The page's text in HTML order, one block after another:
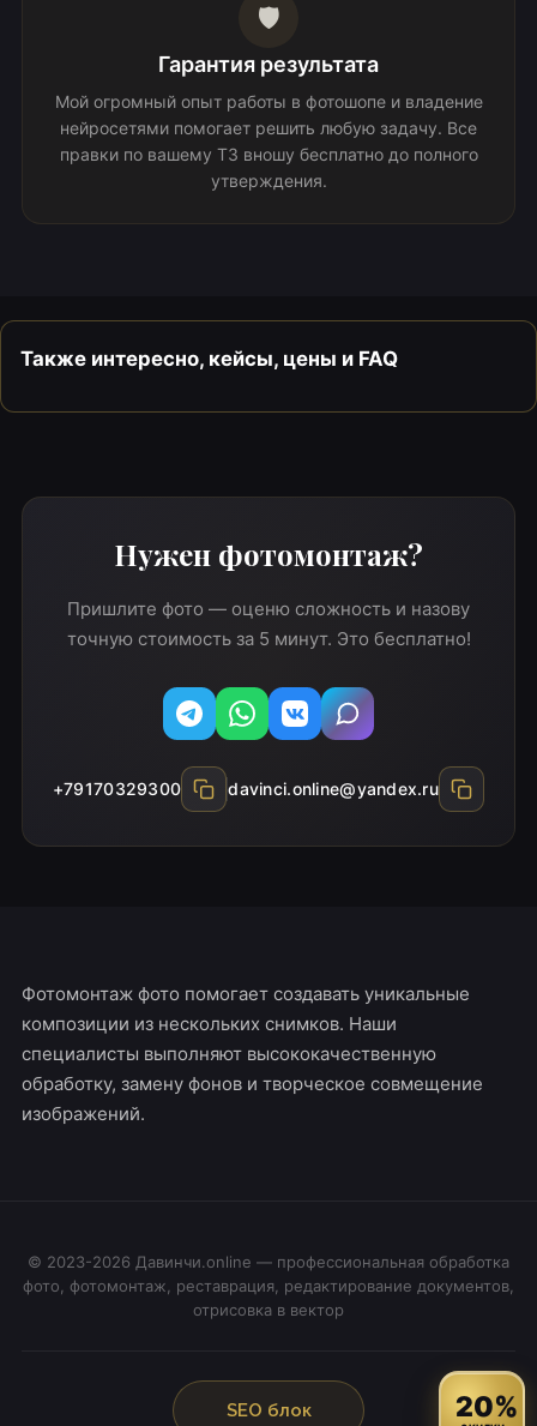
🛡️
Гарантия результата
Мой огромный опыт работы в фотошопе и владение
нейросетями помогает решить любую задачу. Все
правки по вашему ТЗ вношу бесплатно до полного
утверждения.
Также интересно, кейсы, цены и FAQ
Нужен фотомонтаж?
Пришлите фото — оценю сложность и назову
точную стоимость за 5 минут. Это бесплатно!
TelegramWhatsAppВконтакте
MAX
+79170329300 davinci.online@yandex.ru
Фотомонтаж фото помогает создавать уникальные
композиции из нескольких снимков. Наши
специалисты выполняют высококачественную
обработку, замену фонов и творческое совмещение
изображений.
© 2023-2026 Давинчи.online — профессиональная обработка
фото, фотомонтаж, реставрация, редактирование документов,
отрисовка в вектор
SEO блок 20%